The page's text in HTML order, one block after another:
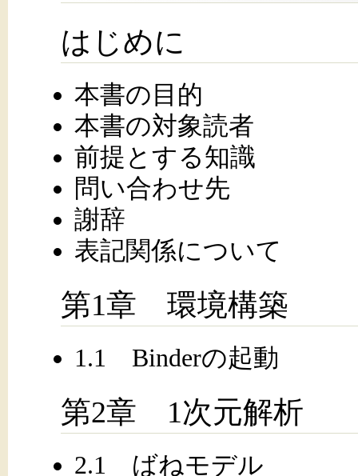
はじめに
本書の目的
本書の対象読者
前提とする知識
問い合わせ先
謝辞
表記関係について
第1章 環境構築
1.1 Binderの起動
第2章 1次元解析
2.1 ばねモデル